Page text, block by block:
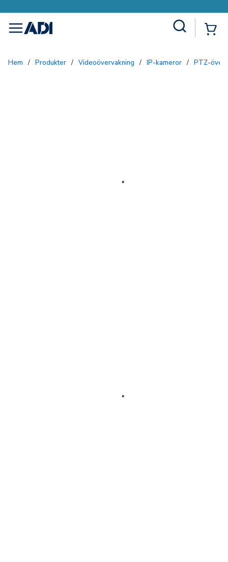
menu
Hem / Produkter / Videoövervakning / IP-kameror / PTZ-